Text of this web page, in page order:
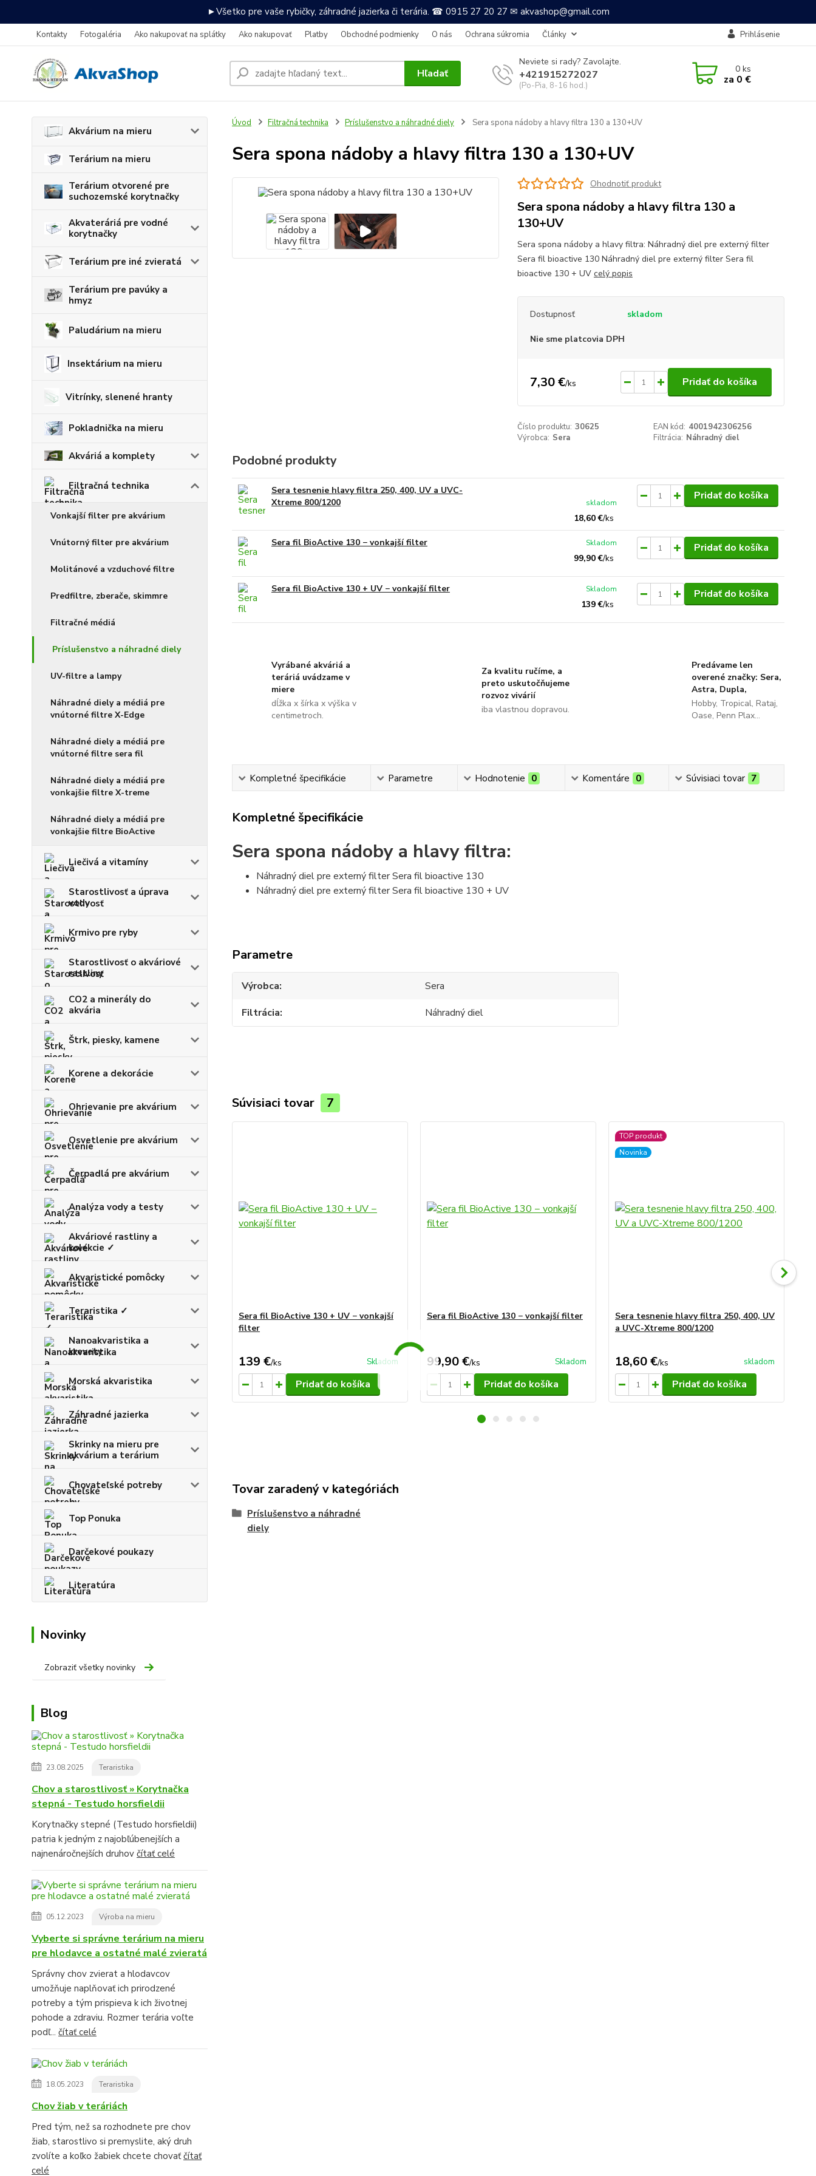
►Všetko pre vaše rybičky, záhradné jazierka či terária. ☎ 0915 27 20 27 ✉ akvashop@gmail.com
Kontakty Fotogaléria Ako nakupovať na splátky Ako nakupovať Platby Obchodné podmienky O nás Ochrana súkromia Články Prihlásenie
Hľadať
Neviete si rady? Zavolajte.
+421915272027
(Po-Pia, 8-16 hod.)
0ks
za 0 €
Akvárium na mieru
Terárium na mieru
Terárium otvorené pre
suchozemské korytnačky
Akvateráriá pre vodné
korytnačky
Terárium pre iné zvieratá
Terárium pre pavúky a
hmyz
Paludárium na mieru
Insektárium na mieru
Vitrínky, slenené hranty
Pokladnička na mieru
Akváriá a komplety
Filtračná technika
Vonkajší filter pre akvárium
Vnútorný filter pre akvárium
Molitánové a vzduchové filtre
Predfiltre, zberače, skimmre
Filtračné médiá
Príslušenstvo a náhradné diely
UV-filtre a lampy
Náhradné diely a médiá pre
vnútorné filtre X-Edge
Náhradné diely a médiá pre
vnútorné filtre sera fil
Náhradné diely a médiá pre
vonkajšie filtre X-treme
Náhradné diely a médiá pre
vonkajšie filtre BioActive
Liečivá a vitamíny
Starostlivosť a úprava
vody
Krmivo pre ryby
Starostlivosť o akváriové
rastliny
CO2 a minerály do
akvária
Štrk, piesky, kamene
Korene a dekorácie
Ohrievanie pre akvárium
Osvetlenie pre akvárium
Čerpadlá pre akvárium
Analýza vody a testy
Akváriové rastliny a
kolekcie ✓
Akvaristické pomôcky
Teraristika ✓
Nanoakvaristika a
krevety
Morská akvaristika
Záhradné jazierka
Skrinky na mieru pre
akvárium a terárium
Chovateľské potreby
Top Ponuka
Darčekové poukazy
Literatúra
Novinky
Zobraziť všetky novinky
Blog
23.08.2025 Teraristika
Chov a starostlivosť » Korytnačka
stepná - Testudo horsfieldii
Korytnačky stepné (Testudo horsfieldii)
patria k jedným z najobľúbenejších a
najnenáročnejších druhov čítať celé
05.12.2023 Výroba na mieru
Vyberte si správne terárium na mieru
pre hlodavce a ostatné malé zvieratá
Správny chov zvierat a hlodavcov
umožňuje naplňovať ich prirodzené
potreby a tým prispieva k ich životnej
pohode a zdraviu. Rozmer terária voľte
podľ... čítať celé
18.05.2023 Teraristika
Chov žiab v teráriách
Pred tým, než sa rozhodnete pre chov
žiab, starostlivo si premyslite, aký druh
zvolíte a koľko žabiek chcete chovaťčítať
celé
Úvod Filtračná technika Príslušenstvo a náhradné diely Sera spona nádoby a hlavy filtra 130 a 130+UV
Sera spona nádoby a hlavy filtra 130 a 130+UV
Ohodnotiť produkt
Sera spona nádoby a hlavy filtra 130 a
130+UV
Sera spona nádoby a hlavy filtra: Náhradný diel pre externý filter
Sera fil bioactive 130 Náhradný diel pre externý filter Sera fil
bioactive 130 + UV celý popis
Dostupnosť skladom
Nie sme platcovia DPH
7,30 €/ks Pridať do košíka
Číslo produktu: 30625 EAN kód: 4001942306256
Výrobca: Sera Filtrácia: Náhradný diel
Podobné produkty
Sera tesnenie hlavy filtra 250, 400, UV a UVC-
Xtreme 800/1200
18,60 €/ks
skladom
Pridať do košíka
Sera fil BioActive 130 − vonkajší filter
99,90 €/ks
Skladom Pridať do košíka
Sera fil BioActive 130 + UV − vonkajší filter
139 €/ks
Skladom Pridať do košíka
Vyrábané akváriá a
teráriá uvádzame v
miere
dĺžka x šírka x výška v
centimetroch.
Za kvalitu ručíme, a
preto uskutočňujeme
rozvoz vivárií
iba vlastnou dopravou.
Predávame len
overené značky: Sera,
Astra, Dupla,
Hobby, Tropical, Rataj,
Oase, Penn Plax...
Kompletné špecifikácie Parametre Hodnotenie 0 Komentáre 0 Súvisiaci tovar 7
Kompletné špecifikácie
Sera spona nádoby a hlavy filtra:
Náhradný diel pre externý filter Sera fil bioactive 130
Náhradný diel pre externý filter Sera fil bioactive 130 + UV
Parametre
Výrobca
Sera
Filtrácia
Náhradný diel
Súvisiaci tovar 7
Sera fil BioActive 130 + UV − vonkajší
filter
139 €/ks Skladom
Pridať do košíka
Sera fil BioActive 130 − vonkajší filter
99,90 €/ks Skladom
Pridať do košíka
TOP produkt
Novinka
Sera tesnenie hlavy filtra 250, 400, UV
a UVC-Xtreme 800/1200
18,60 €/ks skladom
Pridať do košíka
Tovar zaradený v kategóriách
Príslušenstvo a náhradné
diely